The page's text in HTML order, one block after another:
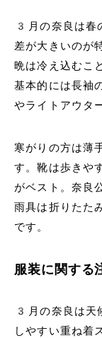
3月の奈良は春
差が大きいのが
晩は冷え込むこ
基本的には長袖
やライトアウタ
寒がりの方は薄
す。靴は歩きや
がベスト。奈良
雨具は折りたた
です。
服装に関する
3月の奈良は天
しやすい重ね着